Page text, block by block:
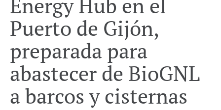
Puerto de Gijón,
preparada para
abastecer de BioGNL
a barcos y cisternas